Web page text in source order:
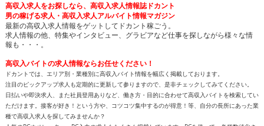
高収入求人をお探しなら、高収入求人情報誌ドカント
男の稼げる求人・高収入求人アルバイト情報マガジン
最新の高収入求人情報をゲットしてドカント稼ごう。
求人情報の他、特集やインタビュー、グラビアなど仕事を探しながら様々な情
報も・・・。
高収入バイトの求人情報ならお任せください！
ドカントでは、エリア別・業種別に高収入バイト情報を幅広く掲載しております。
注目のピックアップ求人も定期的に更新して参りますので、是非チェックしてみてください。
日払いや即決求人、また社員登用ありなど、働き方・目的に合わせて高収入バイトを検索してい
ただけます。接客が好き！という方や、コツコツ集中するのが得意！等、自分の長所にあった業
種で高収入求人を探してみませんか？